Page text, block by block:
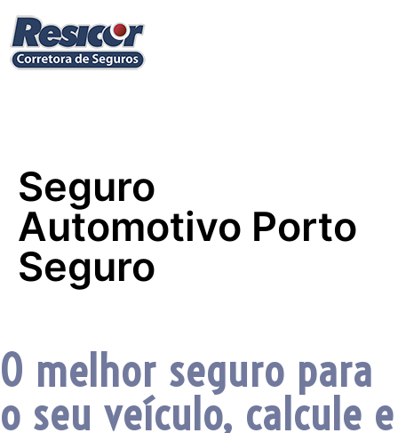
Seguro
Automotivo Porto
Seguro
O melhor seguro para
o seu veículo, calcule e